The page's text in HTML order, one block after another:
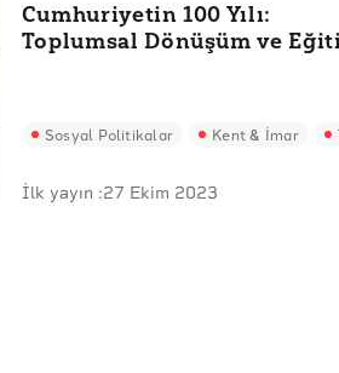
Cumhuriyetin 100 Yılı:
Toplumsal Dönüşüm ve
Sosyal Politikalar Kent & İmar
İlk yayın :27 Ekim 2023